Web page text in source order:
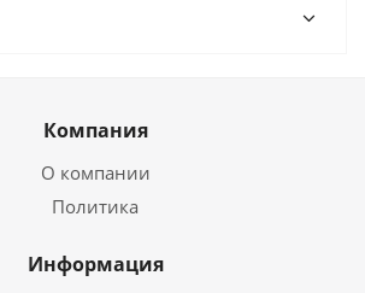
Компания
О компании
Политика
Информация